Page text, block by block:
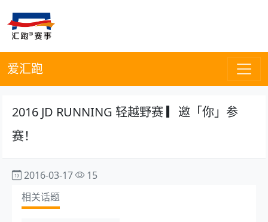
爱汇跑
2016 JD RUNNING 轻越野赛 ▎邀「你」参
赛！
2016-03-17
15
相关话题